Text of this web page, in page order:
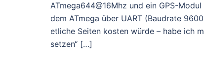
ATmega644@16Mhz und ein GPS-
dem ATmega über UART (Baudrate
etliche Seiten kosten würde – habe ich
setzen“ […]